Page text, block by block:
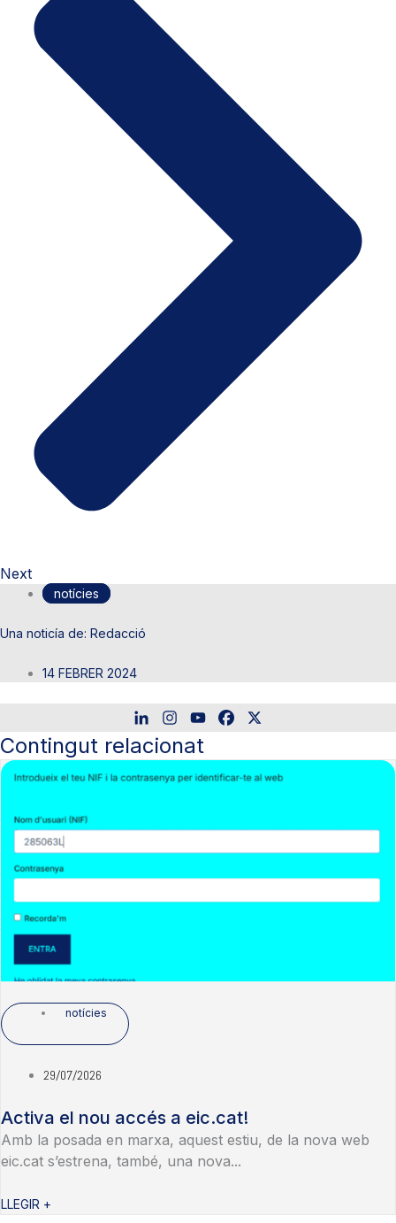
Next
notícies
Redacció
14 FEBRER 2024
Contingut relacionat
notícies
29/07/2026
Activa el nou accés a eic.cat!
Amb la posada en marxa, aquest estiu, de la nova web
eic.cat s’estrena, també, una nova...
LLEGIR +